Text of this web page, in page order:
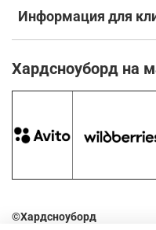
Информация для
Хардсноуборд на
©Хардсноуборд